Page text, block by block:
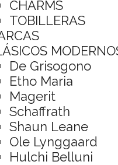
CHARMS
TOBILLERAS
De Grisogono
Etho Maria
Magerit
Schaffrath
Shaun Leane
Ole Lynggaard
Hulchi Belluni